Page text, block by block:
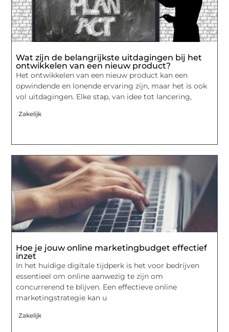
Wat zijn de belangrijkste uitdagingen bij het
ontwikkelen van een nieuw product?
Het ontwikkelen van een nieuw product kan een
opwindende en lonende ervaring zijn, maar het is ook
vol uitdagingen. Elke stap, van idee tot lancering,
Zakelijk
Hoe je jouw online marketingbudget effectief
inzet
In het huidige digitale tijdperk is het voor bedrijven
essentieel om online aanwezig te zijn om
concurrerend te blijven. Een effectieve online
marketingstrategie kan u
Zakelijk